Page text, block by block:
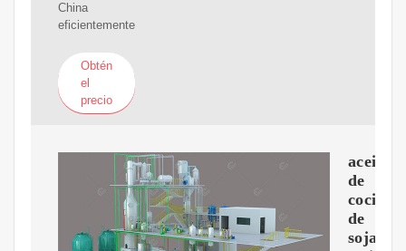
China
eficientemente
Obtén
el
precio
aceite
de
cocina
de
soja